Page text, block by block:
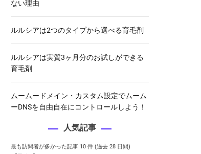
ない理由
ルルシアは2つのタイプから選べる育毛剤
ルルシアは実質3ヶ月分のお試しができる
育毛剤
ムームードメイン・カスタム設定でムーム
ーDNSを自由自在にコントロールしよう！
人気記事
最も訪問者が多かった記事 10 件 (過去 28 日間)